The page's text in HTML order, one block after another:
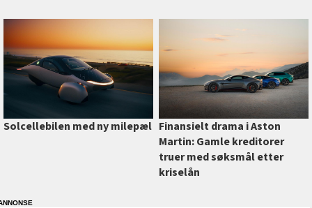
Solcellebilen med ny milepæl Finansielt drama i Aston
Martin: Gamle kreditorer
truer med søksmål etter
kriselån